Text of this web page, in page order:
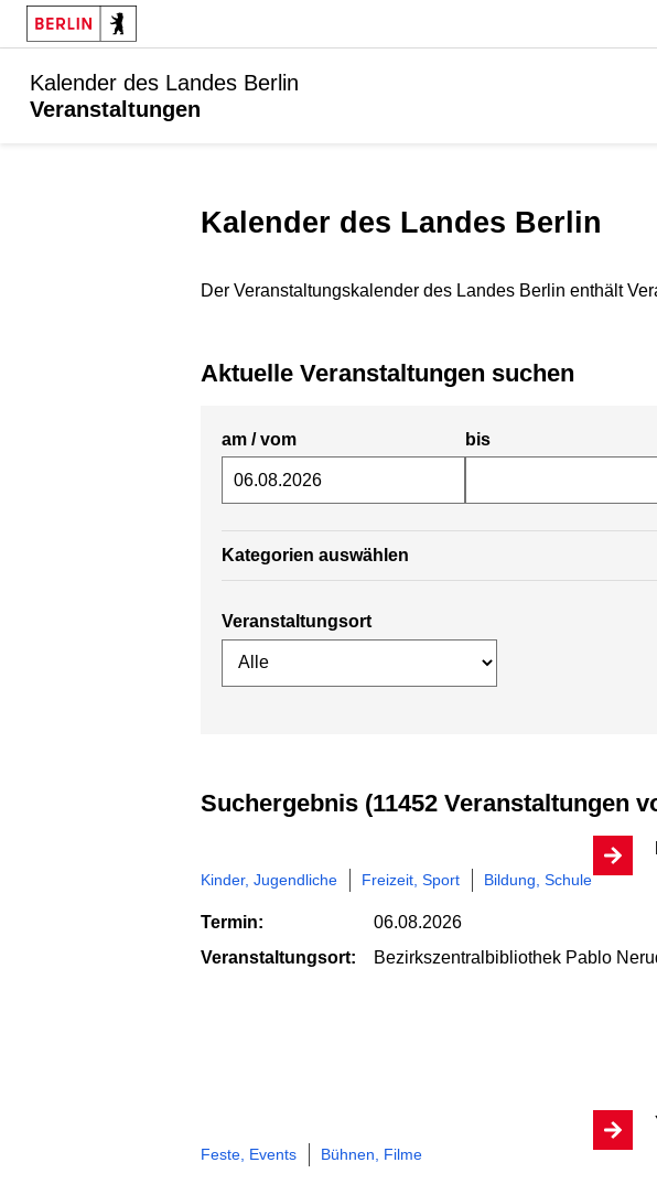
Kalender des Landes Berlin
Veranstaltungen
Kalender des Landes Berlin
Der Veranstaltungskalender des Landes Berlin enthält
Aktuelle Veranstaltungen suchen
am / vom bis
Kategorien auswählen
Veranstaltungsort
Suchergebnis (11452 Veranstaltungen
Kinder, Jugendliche Freizeit, Sport Bildung, Schule
Termin:
06.08.2026
Veranstaltungsort:
Bezirkszentralbibliothek Pablo
Feste, Events Bühnen, Filme